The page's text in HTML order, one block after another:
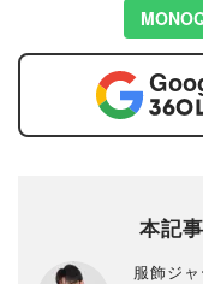
本記
服飾ジ